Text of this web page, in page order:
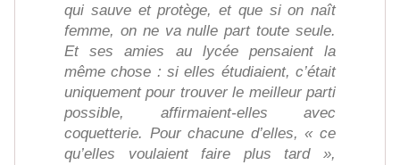
qui sauve et protège, et que si on naît
femme, on ne va nulle part toute seule.
Et ses amies au lycée pensaient la
même chose : si elles étudiaient, c’était
uniquement pour trouver le meilleur parti
possible, affirmaient-elles avec
coquetterie. Pour chacune d’elles, « ce
qu’elles voulaient faire plus tard »,